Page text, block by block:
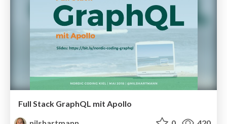
Full Stack GraphQL mit Apollo